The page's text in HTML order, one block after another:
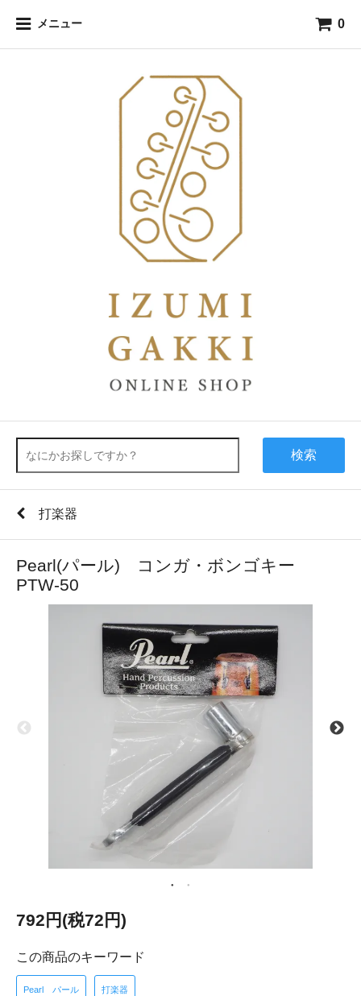
メニュー 0
検索
打楽器
Pearl(パール) コンガ・ボンゴキー
PTW-50
792円(税72円)
この商品のキーワード
Pearl パール 打楽器